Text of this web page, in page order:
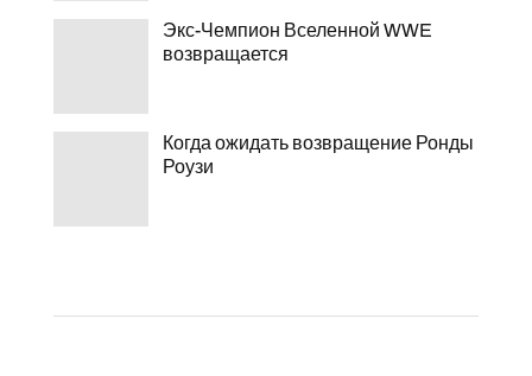
Экс-Чемпион Вселенной WWE
возвращается
Когда ожидать возвращение Ронды
Роузи